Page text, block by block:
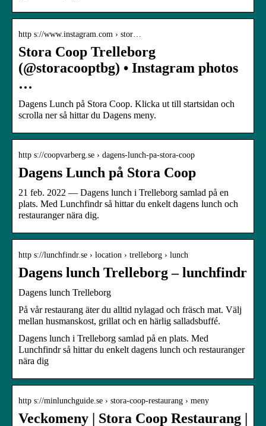
http s://www.instagram.com › stor…
Stora Coop Trelleborg
(@storacooptbg) • Instagram photos
…
Dagens Lunch på Stora Coop. Klicka ut till startsidan och
scrolla ner så hittar du Dagens meny.
http s://coopvarberg.se › dagens-lunch-pa-stora-coop
Dagens Lunch på Stora Coop
21 feb. 2022 — Dagens lunch i Trelleborg samlad på en
plats. Med Lunchfindr så hittar du enkelt dagens lunch och
restauranger nära dig.
http s://lunchfindr.se › location › trelleborg › lunch
Dagens lunch Trelleborg – lunchfindr
Dagens lunch Trelleborg
På vår restaurang äter du alltid nylagad och fräsch mat. Välj
mellan husmanskost, grillat och en härlig salladsbuffé.
Dagens lunch i Trelleborg samlad på en plats. Med
Lunchfindr så hittar du enkelt dagens lunch och restauranger
nära dig
http s://minlunchguide.se › stora-coop-restaurang › meny
Veckomeny | Stora Coop Restaurang |